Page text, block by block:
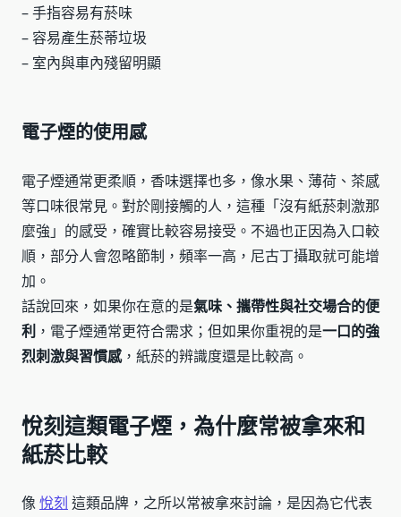
– 手指容易有菸味
– 容易產生菸蒂垃圾
– 室內與車內殘留明顯
電子煙的使用感
電子煙通常更柔順，香味選擇也多，像水果、薄荷、茶感
等口味很常見。對於剛接觸的人，這種「沒有紙菸刺激那
麼強」的感受，確實比較容易接受。不過也正因為入口較
順，部分人會忽略節制，頻率一高，尼古丁攝取就可能增
加。
話說回來，如果你在意的是氣味、攜帶性與社交場合的便
利 ，電子煙通常更符合需求；但如果你重視的是一口的強
烈刺激與習慣感，紙菸的辨識度還是比較高。
悅刻這類電子煙，為什麼常被拿來和
紙菸比較
像 悅刻 這類品牌，之所以常被拿來討論，是因為它代表